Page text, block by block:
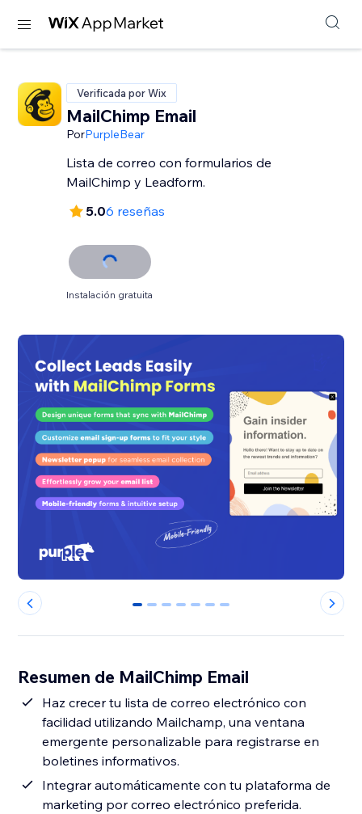
Verificada por Wix
MailChimp Email
PorPurpleBear
Lista de correo con formularios de
MailChimp y Leadform.
5.06 reseñas
Instalación gratuita
0 1 2 3 4 5 6
Resumen de MailChimp Email
Haz crecer tu lista de correo electrónico con
facilidad utilizando Mailchamp, una ventana
emergente personalizable para registrarse en
boletines informativos.
Integrar automáticamente con tu plataforma de
marketing por correo electrónico preferida.